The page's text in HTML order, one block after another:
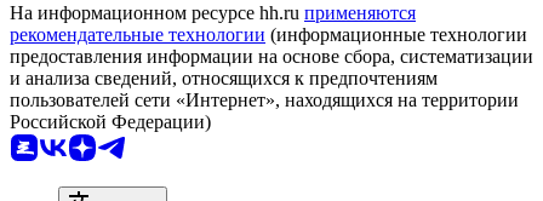
На информационном ресурсе hh.ru применяются
рекомендательные технологии (информационные технологии
предоставления информации на основе сбора, систематизации
и анализа сведений, относящихся к предпочтениям
пользователей сети «Интернет», находящихся на территории
Российской Федерации)